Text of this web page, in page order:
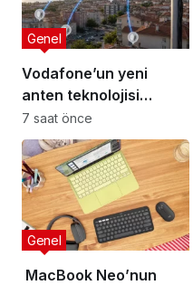
Vodafone’un yeni
anten teknolojisi
Türkiye’de
Genel
7 saat önce
MacBook Neo’nun
Genel